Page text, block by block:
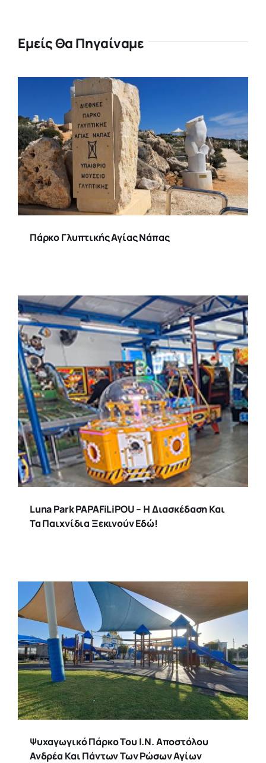
Εμείς Θα Πηγαίναμε
Πάρκο Γλυπτικής Αγίας Νάπας
Luna Park PAPAFiLiPOU – Η Διασκέδαση Και
Τα Παιχνίδια Ξεκινούν Εδώ!
Ψυχαγωγικό Πάρκο Του Ι.Ν. Αποστόλου
Ανδρέα Και Πάντων Των Ρώσων Αγίων